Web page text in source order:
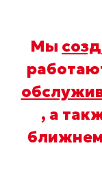
Мы
, а